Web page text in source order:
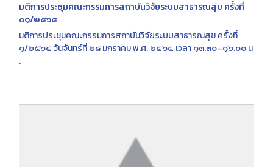
มติการประชุมคณะกรรมการสถาบันวิจัยระบบสาธารณสุข ครั้งที่
๐๑/๒๕๖๔
มติการประชุมคณะกรรมการสถาบันวิจัยระบบสาธารณสุข ครั้งที่
๑/๒๕๖๔ วันจันทร์ที่ ๒๘ มกราคม พ.ศ. ๒๕๖๔ เวลา ๑๓.๓๐–๑๖.๐๐ น
.